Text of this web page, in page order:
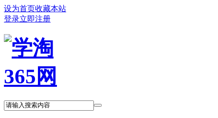
设为首页收藏本站
登录立即注册